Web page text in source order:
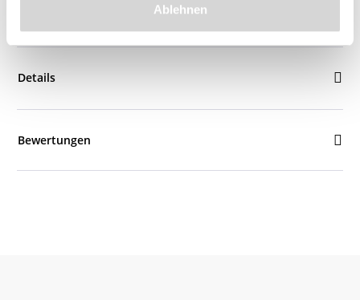
Ablehnen
Details
Bewertungen